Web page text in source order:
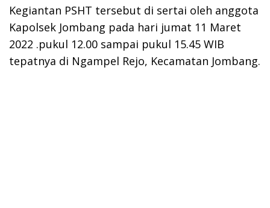
Kegiantan PSHT tersebut di sertai oleh anggota
Kapolsek Jombang pada hari jumat 11 Maret
2022 .pukul 12.00 sampai pukul 15.45 WIB
tepatnya di Ngampel Rejo, Kecamatan Jombang.